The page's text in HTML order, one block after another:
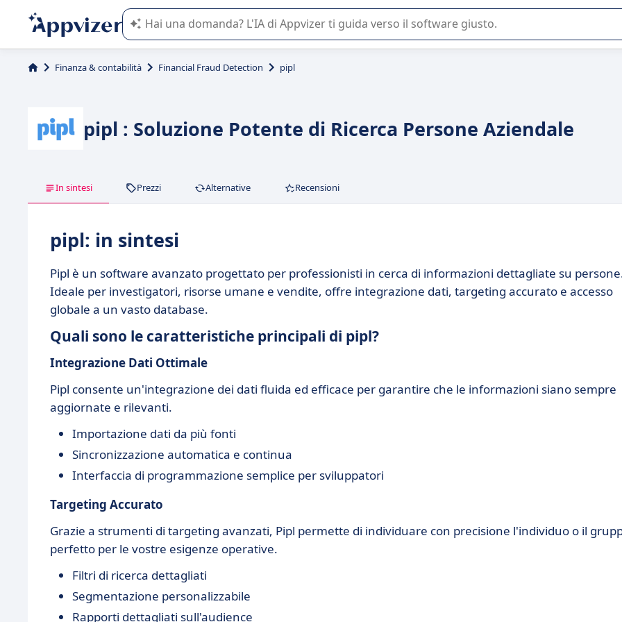
L'IA di Appvizer vi guida nell'utilizzo o nella scelta di un software SaaS per la vostra azienda.
Finanza & contabilità Financial Fraud Detection pipl
pipl : Soluzione Potente di Ricerca Persone Aziendale
In sintesi Prezzi Alternative Recensioni
pipl: in sintesi
Pipl è un software avanzato progettato per professionisti in cerca di informazioni dettagliate su
Ideale per investigatori, risorse umane e vendite, offre integrazione dati, targeting accurato e accesso
globale a un vasto database.
Quali sono le caratteristiche principali di pipl?
Integrazione Dati Ottimale
Pipl consente un'integrazione dei dati fluida ed efficace per garantire che le informazioni siano sempre
aggiornate e rilevanti.
Importazione dati da più fonti
Sincronizzazione automatica e continua
Interfaccia di programmazione semplice per sviluppatori
Targeting Accurato
Grazie a strumenti di targeting avanzati, Pipl permette di individuare con precisione l'individuo o il
perfetto per le vostre esigenze operative.
Filtri di ricerca dettagliati
Segmentazione personalizzabile
Rapporti dettagliati sull'audience